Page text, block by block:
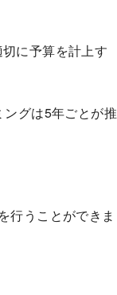
に予算を計上す
グは5年ごとが推
行うことができま